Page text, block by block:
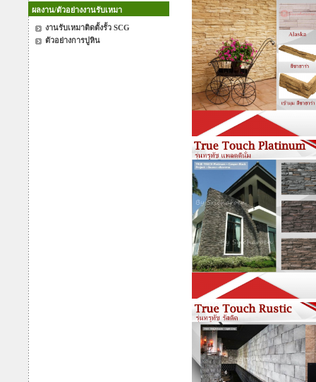
ผลงาน/ตัวอย่างงานรับเหมา
งานรับเหมาติดตั้งรั้ว SCG
ตัวอย่างการปูหิน